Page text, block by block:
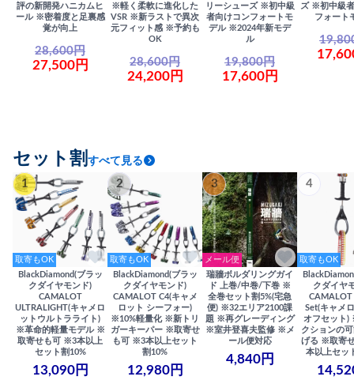
評の新開発ハニカムヒ
ール ※密着度と足裏感
覚が向上
28,600円
27,500円
※軽く柔軟に進化した
VSR ※新ラストで異次
元フィット感 ※予約も
OK
28,600円
24,200円
リーシューズ ※初中級
者向けコンフォートモ
デル ※2024年新モデ
ル
19,800円
17,600円
ズ ※初中級
フォート
セット割 すべて見る
1
取寄もOK
BlackDiamond(ブラッ
クダイヤモンド)
CAMALOT
ULTRALIGHT(キャメロ
ットウルトラライト)
※革命的軽量モデル ※
取寄せも可 ※3本以上
セット割10%
13,090円
2
取寄もOK
BlackDiamond(ブラッ
クダイヤモンド)
CAMALOT C4(キャメ
ロット シーフォー)
※10%軽量化 ※新トリ
ガーキーパー ※取寄せ
も可 ※3本以上セット
割10%
12,980円
3
メール便
瑞牆ボルダリングガイ
ド 上巻/中巻/下巻 ※
全巻セット割5%(宅急
便) ※32エリア2100課
題 ※再グレーディング
※室井登喜夫監修 ※メ
ール便対応
4,840円
4
取寄もOK
クダイヤ
Set(キャメ
オフセット)
クションの
げる ※取寄
本以上セッ